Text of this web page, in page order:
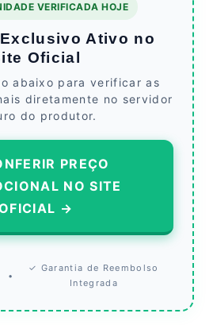
VERIFICADA HOJE
Ativo no
Oficial
abaixo para verificar as
diretamente no servidor
do produtor.
PREÇO
NO SITE
→
•
✓ Garantia de Reembolso
Integrada